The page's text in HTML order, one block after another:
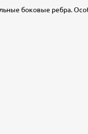
боковые ребра.